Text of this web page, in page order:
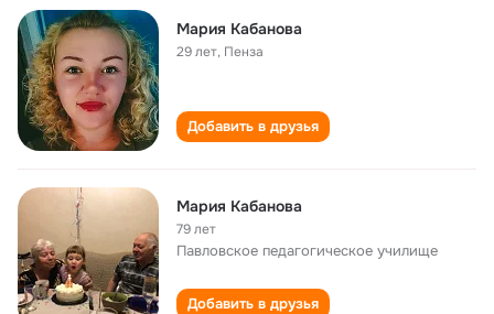
Мария Кабанова
29 лет, Пенза
Добавить в друзья
Мария Кабанова
79 лет
Павловское педагогическое училище
Добавить в друзья